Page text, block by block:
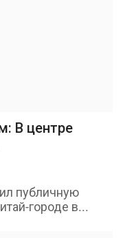
В центре
публичную
городе в...